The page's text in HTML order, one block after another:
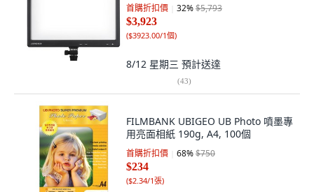
首購折扣價 32%$5,793
$3,923
($3923.00/1個)
8/12 星期三 預計送達
(43)
FILMBANK UBIGEO UB Photo 噴墨專
用亮面相紙 190g, A4, 100個
首購折扣價 68%$750
$234
($2.34/1張)